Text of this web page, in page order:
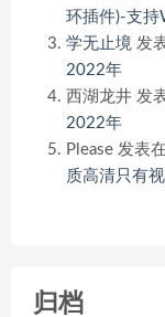
环插件)-支持
学无止境 发
2022年
西湖龙井 发
2022年
Please 发表在
质高清只有视
归档